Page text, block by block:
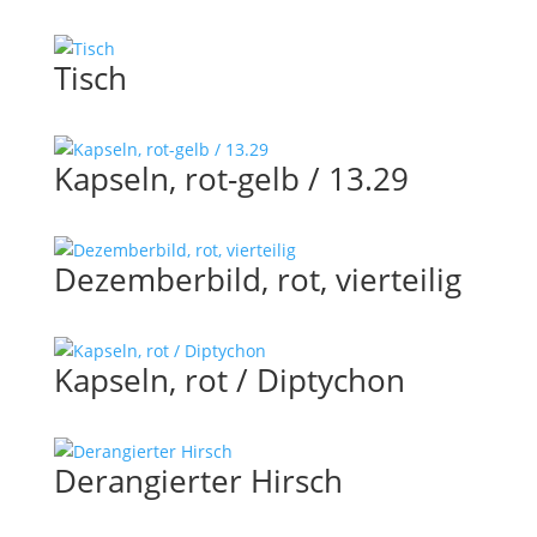
Tisch
Kapseln, rot-gelb / 13.29
Dezemberbild, rot, vierteilig
Kapseln, rot / Diptychon
Derangierter Hirsch